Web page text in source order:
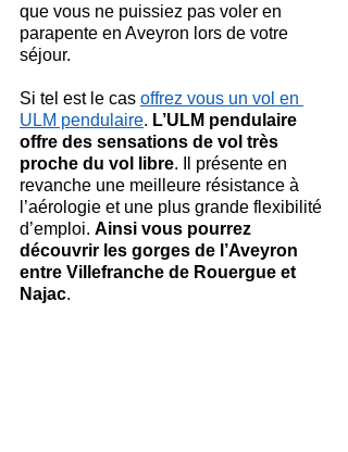
que vous ne puissiez pas voler en
parapente en Aveyron lors de votre
séjour.
Si tel est le cas offrez vous un vol en
ULM pendulaire. L’ULM pendulaire
offre des sensations de vol très
proche du vol libre. Il présente en
revanche une meilleure résistance à
l’aérologie et une plus grande flexibilité
d’emploi. Ainsi vous pourrez
découvrir les gorges de l’Aveyron
entre Villefranche de Rouergue et
Najac.